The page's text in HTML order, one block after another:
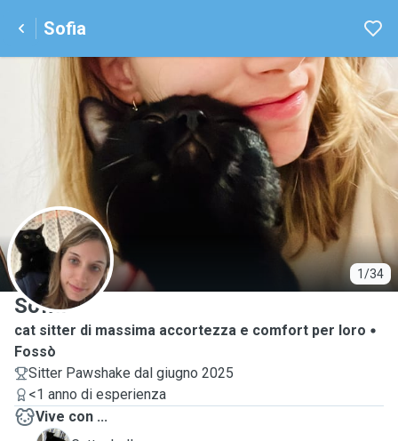
Sofia
1/34
S
Sofia
cat sitter di massima accortezza e comfort per loro
Fossò
Sitter Pawshake dal giugno 2025
<1 anno di esperienza
Vive con ...